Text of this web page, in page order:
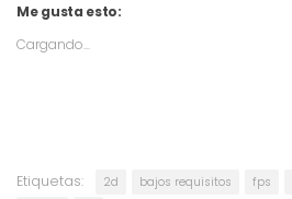
Me gusta esto:
Cargando...
Etiquetas: 2d bajos requisitos fps